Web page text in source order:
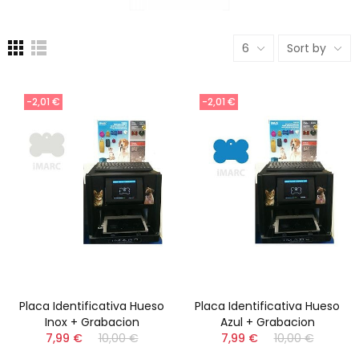
6 Sort by
-2,01 €
Placa Identificativa Hueso
Inox + Grabacion
7,99 €
10,00 €
-2,01 €
Placa Identificativa Hueso
Azul + Grabacion
7,99 €
10,00 €